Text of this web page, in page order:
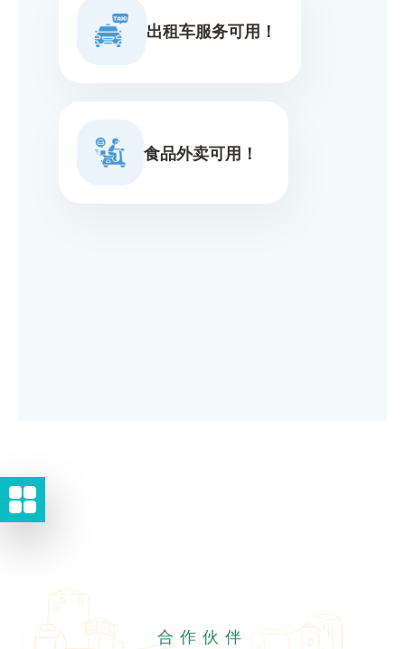
出租车服务可用！
食品外卖可用！
合作伙伴